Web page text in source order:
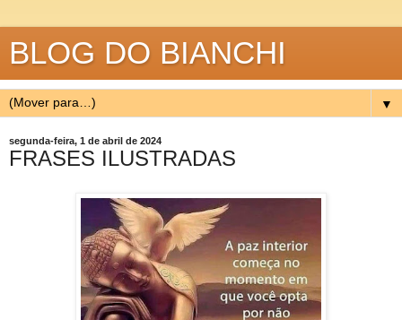
BLOG DO BIANCHI
▼
segunda-feira, 1 de abril de 2024
FRASES ILUSTRADAS